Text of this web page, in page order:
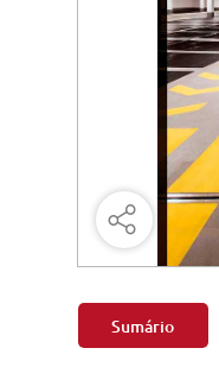
Pavimentação
Saneamento
Sumário